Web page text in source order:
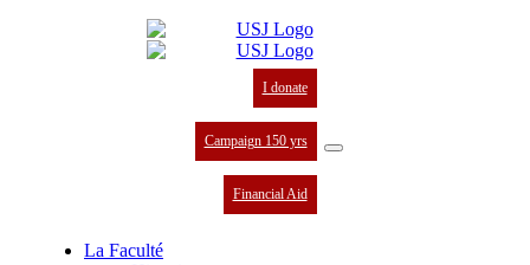
I donate
Campaign 150 yrs
Financial Aid
La Faculté